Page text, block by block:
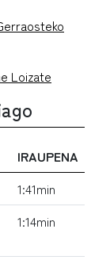
Loizate
IRAUPENA
1:41min
1:14min